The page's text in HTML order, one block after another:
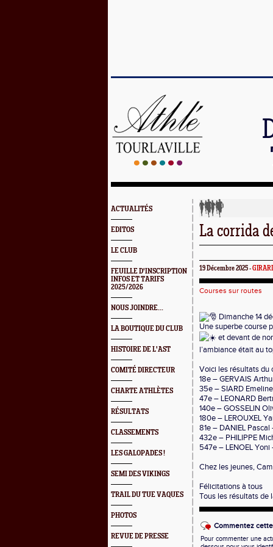
ACTUALITÉS
EDITOS
LE CLUB
FEUILLE D'INSCRIPTION
INFOS ET TARIFS
2025/2026
NOUS JOINDRE...
LA BOUTIQUE DU CLUB
HISTOIRE DE L'AST
COMITÉ DIRECTEUR
CHARTE ATHLÈTES
RÉSULTATS
CLASSEMENTS
LES GALOPADES !
SEMI DES VIKINGS
TRAIL DU TUE VAQUES
PHOTOS
REVUE DE PRESSE
La corrida
19 Décembre 2025 -
Courses sur routes
Dimanche 14
Une superbe course
et devant de
l’ambiance était au
Voici les résultats du
18e – GERVAIS
35e – SIARD
47e – LEONARD
140e – GOSSELIN
180e – LEROUXEL
81e – DANIEL Pascal
432e – PHILIPPE
547e – LENOEL
Chez les jeunes,
Félicitations à tous
Tous les résultats de
Commentez
Pour commenter une